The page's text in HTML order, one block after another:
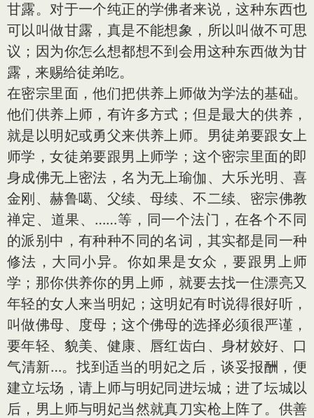
甘露。对于一个纯正的学佛者来说，这种东西也
可以叫做甘露，真是不能想象，所以叫做不可思
议；因为你怎么想都想不到会用这种东西做为甘
露，来赐给徒弟吃。
在密宗里面，他们把供养上师做为学法的基础。
他们供养上师，有许多方式；但是最大的供养，
就是以明妃或勇父来供养上师。男徒弟要跟女上
师学，女徒弟要跟男上师学；这个密宗里面的即
身成佛无上密法，名为无上瑜伽、大乐光明、喜
金刚、赫鲁噶、父续、母续、不二续、密宗佛教
禅定、道果、……等，同一个法门，在各个不同
的派别中，有种种不同的名词，其实都是同一种
修法，大同小异。你如果是女众，要跟男上师
学；那你供养你的男上师，就要去找一住漂亮又
年轻的女人来当明妃；这明妃有时说得很好听，
叫做佛母、度母；这个佛母的选择必须很严谨，
要年轻、貌美、健康、唇红齿白、身材姣好、口
气清新…。找到适当的明妃之后，谈妥报酬，便
建立坛场，请上师与明妃同进坛城；进了坛城以
后，男上师与明妃当然就真刀实枪上阵了。供善